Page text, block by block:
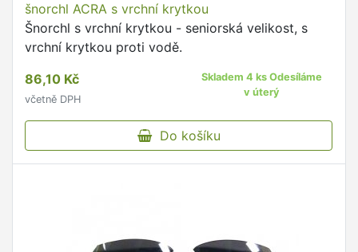
šnorchl ACRA s vrchní krytkou
Šnorchl s vrchní krytkou - seniorská velikost, s
vrchní krytkou proti vodě.
86,10 Kč
včetně DPH
Skladem 4 ks Odesíláme
v úterý
Do košíku